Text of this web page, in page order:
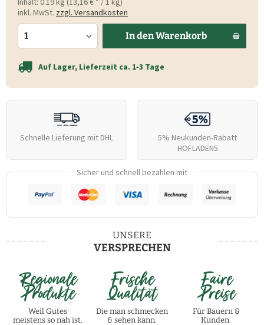
inkl. MwSt. zzgl. Versandkosten
In denWarenkorb
Auf Lager, Lieferzeit ca. 1‑3 Tage
Schnelle Lieferung mit DHL
5% Neukunden-Rabatt
HOFLADEN5
Sicher und schnell bezahlen mit
UNSERE
VERSPRECHEN
Regionale
Produkte
Weil Gutes
meistens so nah ist.
Frische
Qualität
Die man schmecken
& sehen kann.
Faire
Preise
Für Bauern &
Kunden.